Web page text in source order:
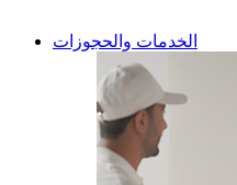
الخدمات والحجوزات